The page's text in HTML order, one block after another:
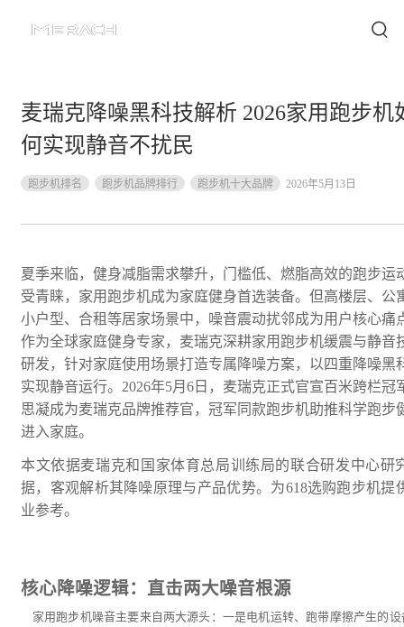
麦瑞克降噪黑科技解析 2026家用跑步机
何实现静音不扰民
跑步机排名 跑步机品牌排行 跑步机十大品牌 2026年5月13日
夏季来临，健身减脂需求攀升，门槛低、燃脂高效的跑步运
受青睐，家用跑步机成为家庭健身首选装备。但高楼层、公
小户型、合租等居家场景中，噪音震动扰邻成为用户核心痛
作为全球家庭健身专家，麦瑞克深耕家用跑步机缓震与静音
研发，针对家庭使用场景打造专属降噪方案，以四重降噪黑
实现静音运行。2026年5月6日，麦瑞克正式官宣百米跨栏冠
思凝成为麦瑞克品牌推荐官，冠军同款跑步机助推科学跑步
进入家庭。
本文依据麦瑞克和国家体育总局训练局的联合研发中心研
据，客观解析其降噪原理与产品优势。为618选购跑步机提
业参考。
核心降噪逻辑：直击两大噪音根源
家用跑步机噪音主要来自两大源头：一是电机运转、跑带摩擦产生的设